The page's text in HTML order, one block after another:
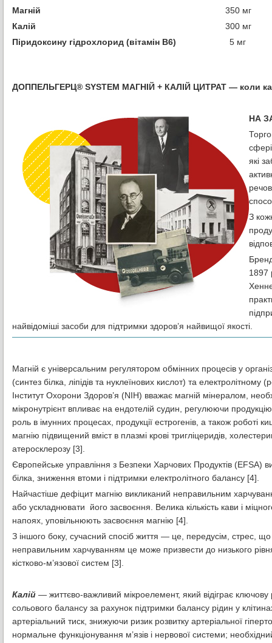
Магній
350 мг
Калій
300 мг
Піридоксину гідрохлорид (вітамін В6) 5 мг
ДОППЕЛЬГЕРЦ® SYSTEM МАГНІЙ + КАЛІЙ ЦИТРАТ — коли
НА
які
З
1897
найвідоміші засоби для підтримки здоров’я найвищої якості.
Магній є універсальним регулятором обмінних процесів у
(синтез білка, ліпідів та нуклеїнових кислот) та
Інститут Охорони Здоров’я (NIH) вважає магній мінералом,
мікронутрієнт впливає на ендотелій судин, регулюючи
роль в імунних процесах, продукції естрогенів, а також роботі
магнію підвищений вміст в плазмі крові тригліцеридів,
атеросклерозу [3].
Європейське управління з Безпеки Харчових Продуктів (EFSA)
білка, зниження втоми і підтримки електролітного балансу [4].
Найчастіше дефіцит магнію викликаний неправильним
або ускладнювати його засвоєння. Велика кількість кави і
напоях, уповільнюють засвоєння магнію [4].
З іншого боку, сучасний спосіб життя — це, передусім, стрес,
неправильним харчуванням це може призвести до низького
кістково-м’язової систем [3].
Калій — життєво-важливий мікроелемент, який відіграє ключову
сольового балансу за рахунок підтримки балансу рідин у
артеріальний тиск, знижуючи ризик розвитку артеріальної
нормальне функціонування м’язів і нервової системи;